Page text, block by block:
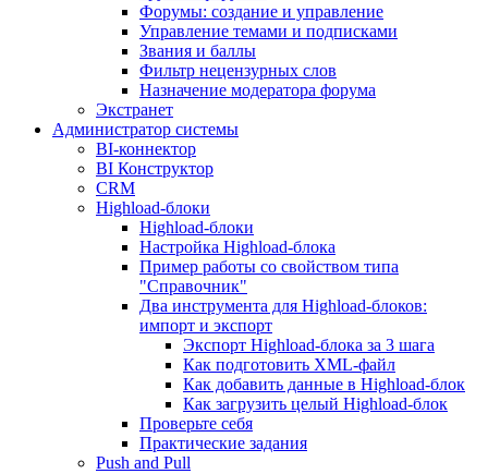
Форумы: создание и управление
Управление темами и подписками
Звания и баллы
Фильтр нецензурных слов
Назначение модератора форума
Экстранет
Администратор системы
BI-коннектор
BI Конструктор
CRM
Highload-блоки
Highload-блоки
Настройка Highload-блока
Пример работы со свойством типа
"Справочник"
Два инструмента для Highload-блоков:
импорт и экспорт
Экспорт Highload-блока за 3 шага
Как подготовить XML-файл
Как добавить данные в Highload-блок
Как загрузить целый Highload-блок
Проверьте себя
Практические задания
Push and Pull